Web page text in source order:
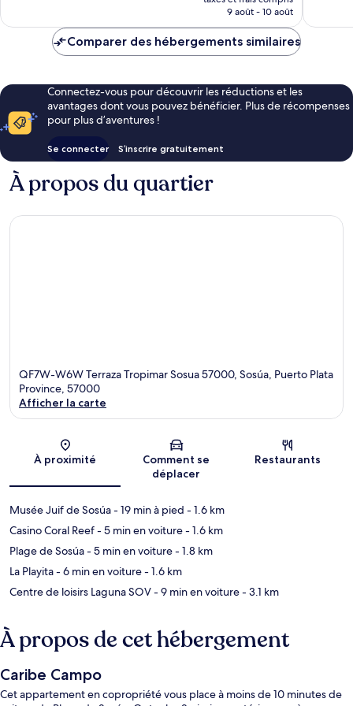
prix
de
9 août - 10 août
Comparer des hébergements similaires
Connectez-vous pour découvrir les réductions et les
avantages dont vous pouvez bénéficier. Plus de récompenses
pour plus d’aventures !
Se connecter S’inscrire gratuitement
À propos du quartier
QF7W-W6W Terraza Tropimar Sosua 57000, Sosúa, Puerto Plata
Province, 57000
Afficher la carte
À proximité
Comment se
déplacer
Restaurants
Musée Juif de Sosúa- 19 min à pied - 1.6 km
Casino Coral Reef- 5 min en voiture- 1.6 km
Plage de Sosúa- 5 min en voiture- 1.8 km
La Playita- 6 min en voiture- 1.6 km
Centre de loisirs Laguna SOV- 9 min en voiture- 3.1 km
À propos de cet hébergement
Caribe Campo
Cet appartement en copropriété vous place à moins de 10 minutes de